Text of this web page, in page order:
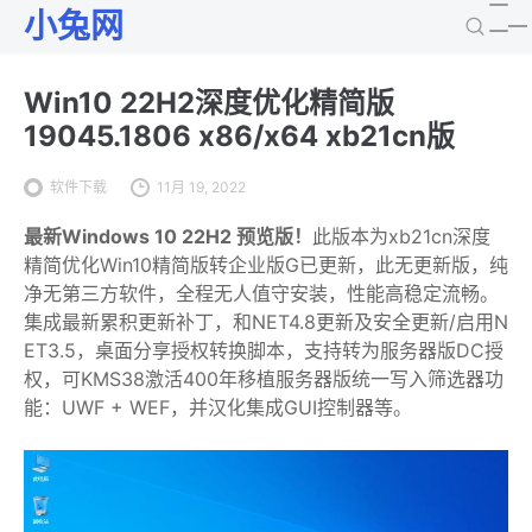
小兔网
Win10 22H2深度优化精简版
19045.1806 x86/x64 xb21cn版
软件下载 11月 19, 2022
最新Windows 10 22H2 预览版！ 此版本为xb21cn深度
精简优化Win10精简版转企业版G已更新，此无更新版，纯
净无第三方软件，全程无人值守安装，性能高稳定流畅。
集成最新累积更新补丁，和NET4.8更新及安全更新/启用N
ET3.5，桌面分享授权转换脚本，支持转为服务器版DC授
权，可KMS38激活400年移植服务器版统一写入筛选器功
能：UWF + WEF，并汉化集成GUI控制器等。